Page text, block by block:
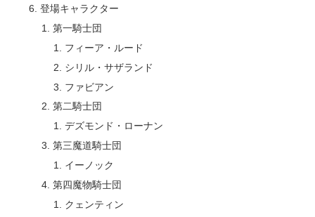
登場キャラクター
第一騎士団
フィーア・ルード
シリル・サザランド
ファビアン
第二騎士団
デズモンド・ローナン
第三魔道騎士団
イーノック
第四魔物騎士団
クェンティン